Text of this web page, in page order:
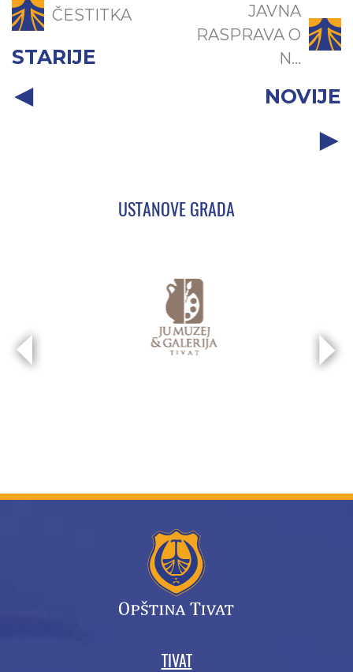
ČESTITKA
STARIJE
JAVNA
RASPRAVA O
N...
NOVIJE
USTANOVE GRADA
TIVAT